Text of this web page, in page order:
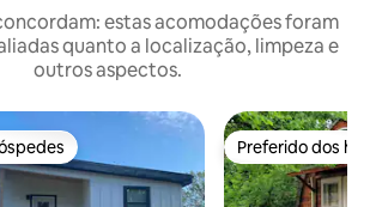
estas acomodações foram
quanto a localização, limpeza e
outros aspectos.
Preferido dos
Preferido dos